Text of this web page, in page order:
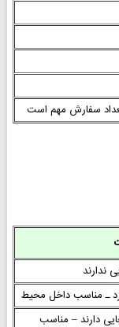
سفارش مهم است
ندارند
ـ مناسب داخل محیط
دارند – مناسب